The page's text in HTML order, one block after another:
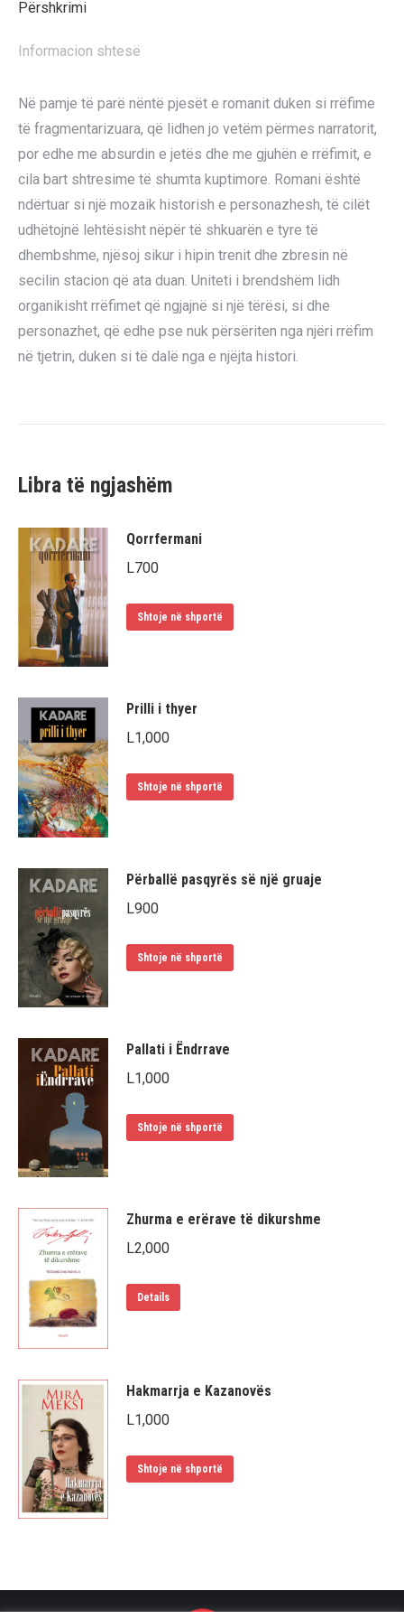
Përshkrimi
Informacion shtesë
Në pamje të parë nëntë pjesët e romanit duken si rrëfime
të fragmentarizuara, që lidhen jo vetëm përmes narratorit,
por edhe me absurdin e jetës dhe me gjuhën e rrëfimit, e
cila bart shtresime të shumta kuptimore. Romani është
ndërtuar si një mozaik historish e personazhesh, të cilët
udhëtojnë lehtësisht nëpër të shkuarën e tyre të
dhembshme, njësoj sikur i hipin trenit dhe zbresin në
secilin stacion që ata duan. Uniteti i brendshëm lidh
organikisht rrëfimet që ngjajnë si një tërësi, si dhe
personazhet, që edhe pse nuk përsëriten nga njëri rrëfim
në tjetrin, duken si të dalë nga e njëjta histori.
Libra të ngjashëm
Qorrfermani
L700
Shtoje në shportë
Prilli i thyer
L1,000
Shtoje në shportë
Përballë pasqyrës së një gruaje
L900
Shtoje në shportë
Pallati i Ëndrrave
L1,000
Shtoje në shportë
Zhurma e erërave të dikurshme
L2,000
Details
Hakmarrja e Kazanovës
L1,000
Shtoje në shportë